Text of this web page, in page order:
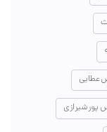
عطایی
پورشیرازی